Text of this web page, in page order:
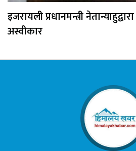
इजरायली प्रधानमन्त्री
अस्वीकार